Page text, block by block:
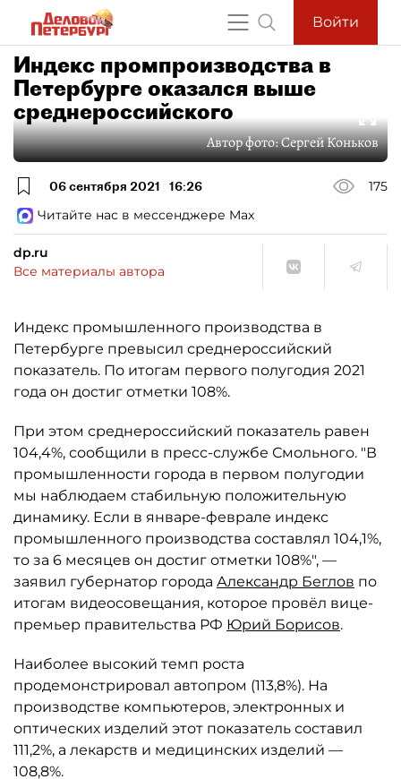
Войти
Индекс промпроизводства в
Петербурге оказался выше
среднероссийского
Автор фото:Сергей Коньков
06 сентября 2021 16:26
175
Читайте нас в мессенджере Max
dp.ru
Все материалы автора
Индекс промышленного производства в
Петербурге превысил среднероссийский
показатель. По итогам первого полугодия 2021
года он достиг отметки 108%.
При этом среднероссийский показатель равен
104,4%, сообщили в пресс-службе Смольного. "В
промышленности города в первом полугодии
мы наблюдаем стабильную положительную
динамику. Если в январе-феврале индекс
промышленного производства составлял 104,1%,
то за 6 месяцев он достиг отметки 108%", —
заявил губернатор города Александр Беглов по
итогам видеосовещания, которое провёл вице-
премьер правительства РФ Юрий Борисов.
Наиболее высокий темп роста
продемонстрировал автопром (113,8%). На
производстве компьютеров, электронных и
оптических изделий этот показатель составил
111,2%, а лекарств и медицинских изделий —
108,8%.